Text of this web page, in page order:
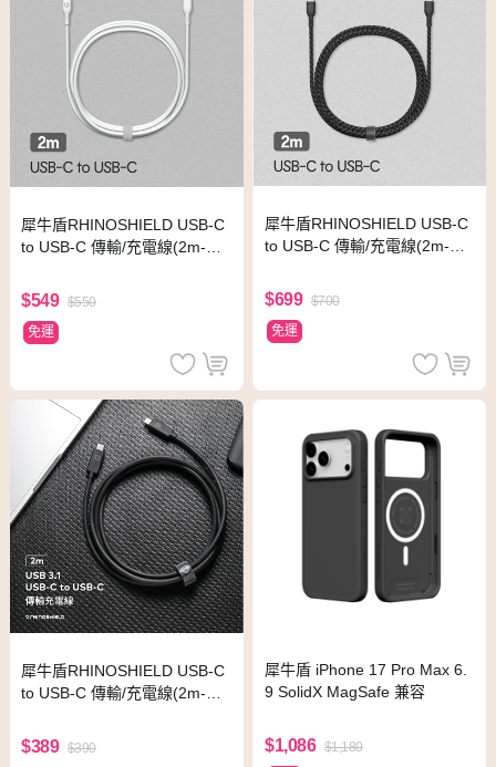
犀牛盾RHINOSHIELD USB-C
to USB-C 傳輸/充電線(2m-手
$549 $550
免運
犀牛盾RHINOSHIELD USB-C
to USB-C 傳輸/充電線(2m-手
$699 $700
免運
犀牛盾RHINOSHIELD USB-C
to USB-C 傳輸/充電線(2m-電
$389 $390
犀牛盾 iPhone 17 Pro Max 6.
9 SolidX MagSafe 兼容
$1,086 $1,180